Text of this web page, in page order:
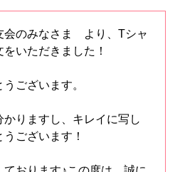
のみなさま より、Tシャ
いただきました！
ございます。
りますし、キレイに写し
ございます！